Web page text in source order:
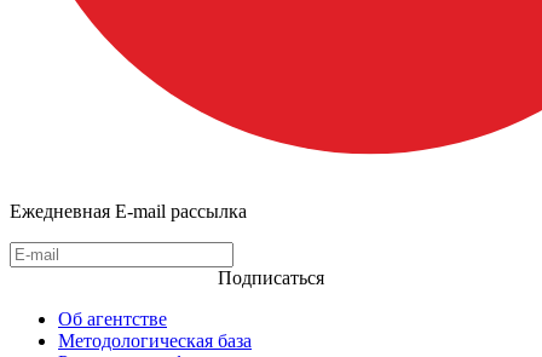
Ежедневная E-mail рассылка
Подписаться
Об агентстве
Методологическая база